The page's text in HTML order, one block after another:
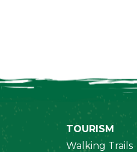
TOURISM
Walking Trails